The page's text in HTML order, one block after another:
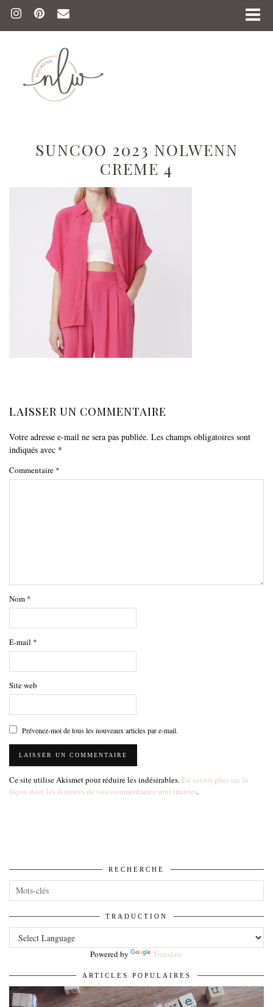
SUNCOO 2023 NOLWENN
CREME 4
LAISSER UN COMMENTAIRE
Votre adresse e-mail ne sera pas publiée. Les champs obligatoires sont
indiqués avec *
Commentaire *
Nom *
E-mail *
Site web
Prévenez-moi de tous les nouveaux articles par e-mail.
Ce site utilise Akismet pour réduire les indésirables. En savoir plus sur la
façon dont les données de vos commentaires sont traitées.
RECHERCHE
TRADUCTION
Powered by Translate
ARTICLES POPULAIRES